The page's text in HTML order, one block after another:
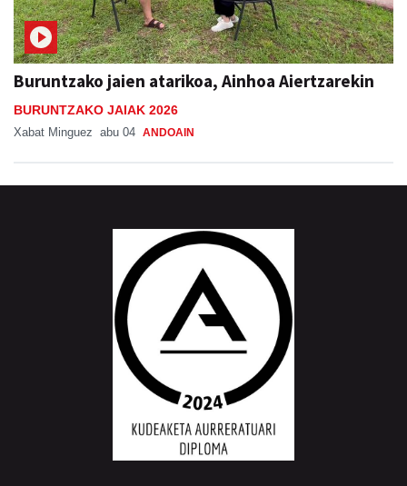
Buruntzako jaien atarikoa, Ainhoa Aiertzarekin
BURUNTZAKO JAIAK 2026
Xabat Minguez abu 04 ANDOAIN